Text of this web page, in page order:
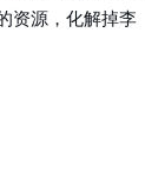
资源，化解掉李